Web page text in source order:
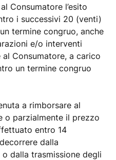
Consumatore l’esito
i successivi 20 (venti)
termine congruo, anche
e/o interventi
Consumatore, a carico
un termine congruo
a rimborsare al
o parzialmente il prezzo
entro 14
dalla
dalla trasmissione degli